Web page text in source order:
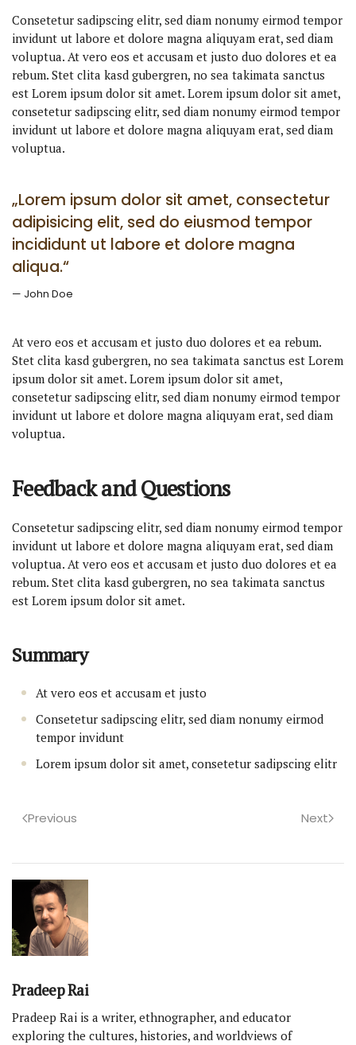
Consetetur sadipscing elitr, sed diam nonumy eirmod tempor
invidunt ut labore et dolore magna aliquyam erat, sed diam
voluptua. At vero eos et accusam et justo duo dolores et ea
rebum. Stet clita kasd gubergren, no sea takimata sanctus
est Lorem ipsum dolor sit amet. Lorem ipsum dolor sit amet,
consetetur sadipscing elitr, sed diam nonumy eirmod tempor
invidunt ut labore et dolore magna aliquyam erat, sed diam
voluptua.
„Lorem ipsum dolor sit amet, consectetur
adipisicing elit, sed do eiusmod tempor
incididunt ut labore et dolore magna
aliqua.“
John Doe
At vero eos et accusam et justo duo dolores et ea rebum.
Stet clita kasd gubergren, no sea takimata sanctus est Lorem
ipsum dolor sit amet. Lorem ipsum dolor sit amet,
consetetur sadipscing elitr, sed diam nonumy eirmod tempor
invidunt ut labore et dolore magna aliquyam erat, sed diam
voluptua.
Feedback and Questions
Consetetur sadipscing elitr, sed diam nonumy eirmod tempor
invidunt ut labore et dolore magna aliquyam erat, sed diam
voluptua. At vero eos et accusam et justo duo dolores et ea
rebum. Stet clita kasd gubergren, no sea takimata sanctus
est Lorem ipsum dolor sit amet.
Summary
At vero eos et accusam et justo
Consetetur sadipscing elitr, sed diam nonumy eirmod
tempor invidunt
Lorem ipsum dolor sit amet, consetetur sadipscing elitr
Previous Next
Pradeep Rai
Pradeep Rai is a writer, ethnographer, and educator
exploring the cultures, histories, and worldviews of